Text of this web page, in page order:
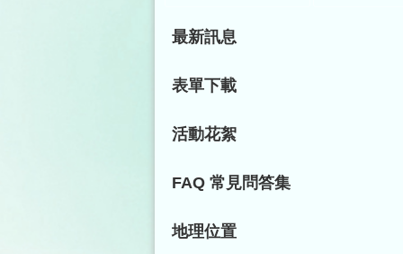
最新訊息
表單下載
活動花絮
FAQ 常見問答集
地理位置